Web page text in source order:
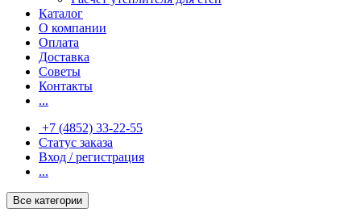
Каталог
О компании
Оплата
Доставка
Советы
Контакты
...
+7 (4852) 33-22-55
Статус заказа
Вход / регистрация
...
Все категории